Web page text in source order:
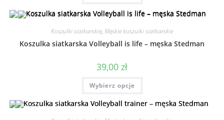
Koszulki siatkarskie, Męskie koszulki siatkarskie
Koszulka siatkarska Volleyball is life – męska Stedman
39,00 zł
Wybierz opcje